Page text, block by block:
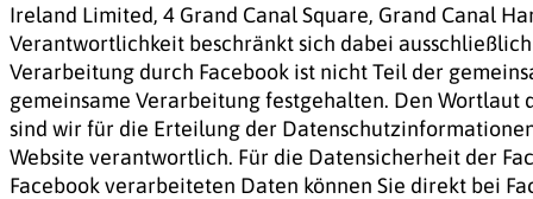
Ireland Limited, 4 Grand Canal Square, Grand Canal
Verantwortlichkeit beschränkt sich dabei
Verarbeitung durch Facebook ist nicht Teil der
gemeinsame Verarbeitung festgehalten. Den
sind wir für die Erteilung der
Website verantwortlich. Für die Datensicherheit der
Facebook verarbeiteten Daten können Sie direkt bei